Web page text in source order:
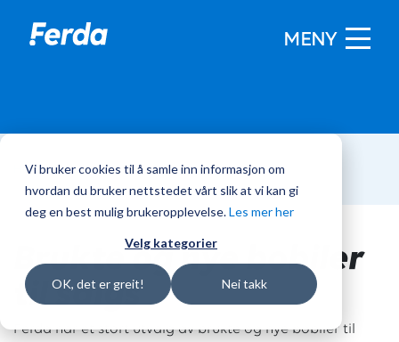
Vi bruker cookies til å samle inn informasjon om
hvordan du bruker nettstedet vårt slik at vi kan gi
deg en best mulig brukeropplevelse.Les mer her
Velg kategorier
OK, det er greit! Nei takk
MENY
Hjem/Bobiler
Brukte og nye bobiler
til salgs
Ferda har et stort utvalg av brukte og nye bobiler til